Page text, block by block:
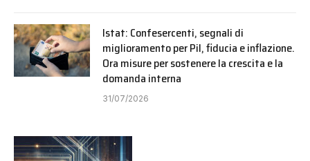
Istat: Confesercenti, segnali di
miglioramento per Pil, fiducia e inflazione.
Ora misure per sostenere la crescita e la
domanda interna
31/07/2026